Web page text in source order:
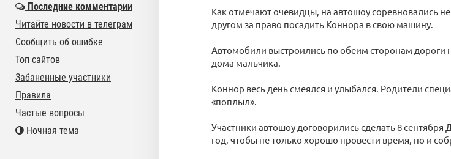
Как отмечают очевидцы, на автошоу соревновались
другом за право посадить Коннора в свою машину.
Автомобили выстроились по обеим сторонам дороги
дома мальчика.
Коннор весь день смеялся и улыбался. Родители
«поплыл».
Участники автошоу договорились сделать 8
год, чтобы не только хорошо провести время, но и
Последние комментарии
Читайте новости в телеграм
Сообщить об ошибке
Топ сайтов
Забаненные участники
Правила
Частые вопросы
Ночная тема